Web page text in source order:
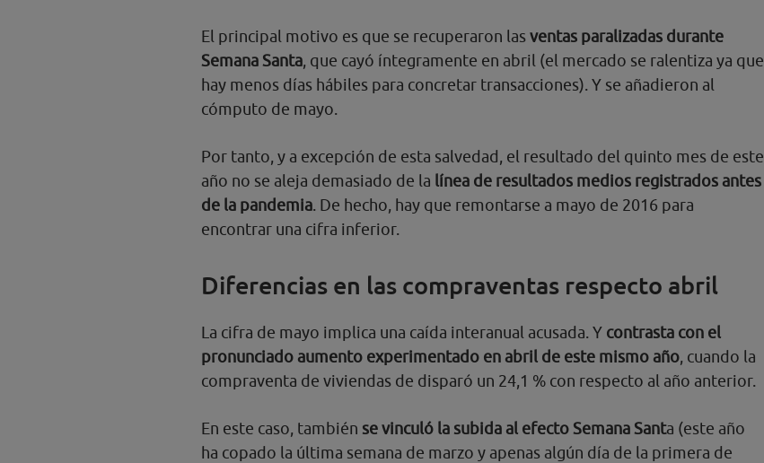
El principal motivo es que se recuperaron lasventas paralizadas durante
Semana Santa, que cayó íntegramente en abril (el mercado se ralentiza ya que
hay menos días hábiles para concretar transacciones). Y se añadieron al
cómputo de mayo.
Por tanto, y a excepción de esta salvedad, el resultado del quinto mes de este
año no se aleja demasiado de la línea de resultados medios registrados antes
de la pandemia. De hecho, hay que remontarse a mayo de 2016 para
encontrar una cifra inferior.
Diferencias en las compraventas respecto abril
La cifra de mayo implica una caída interanual acusada. Y contrasta con el
pronunciado aumento experimentado en abril de este mismo año, cuando la
compraventa de viviendas de disparó un 24,1 % con respecto al año anterior.
En este caso, también se vinculó la subida al efecto Semana Santa (este año
ha copado la última semana de marzo y apenas algún día de la primera de